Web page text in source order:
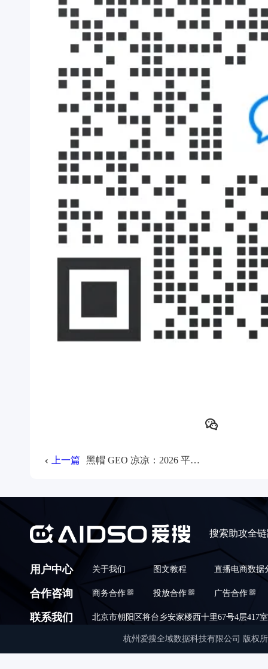
上一篇 黑帽 GEO 凉凉：2026 平台封号事件汇总
搜索助攻全
用户中心 关于我们 图文教程 直播电商数据
合作咨询 商务合作 投放合作 广告合作
联系我们 北京市朝阳区将台乡安家楼西十里67号4层417室
杭州爱搜全域数据科技有限公司 版权